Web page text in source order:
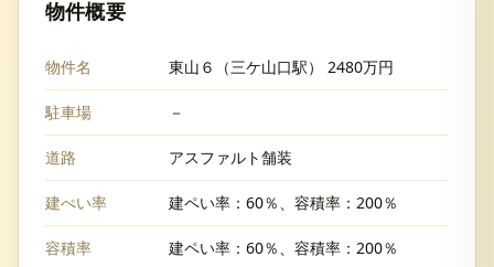
物件概要
物件名 東山６（三ケ山口駅） 2480万円
駐車場 －
道路 アスファルト舗装
建ぺい率 建ペい率：60％、容積率：200％
容積率 建ペい率：60％、容積率：200％